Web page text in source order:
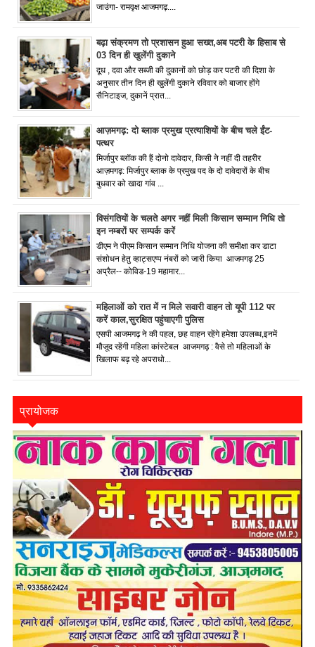
जाउंगा- रामवृक्ष आजमगढ़....
बढ़ा संक्रमण तो प्रशासन हुआ सख्त,अब पटरी के हिसाब से
03 दिन ही खुलेंगी दुकाने
दूध , दवा और सब्जी की दुकानों को छोड़ कर पटरी की दिशा के
अनुसार तीन दिन ही खुलेंगी दुकाने रविवार को बाजार होंगे
सैनिटाइज, दुकानें प्रात...
आज़मगढ़: दो ब्लाक प्रमुख प्रत्याशियों के बीच चले ईंट-
पत्थर
मिर्जापुर ब्लॉक की हैं दोनो दावेदार, किसी ने नहीं दी तहरीर
आज़मगढ़: मिर्जापुर ब्लाक के प्रमुख पद के दो दावेदारों के बीच
बुधवार को खादा गांव ...
विसंगतियों के चलते अगर नहीं मिली किसान सम्मान निधि तो
इन नम्बरों पर सम्पर्क करें
डीएम ने पीएम किसान सम्मान निधि योजना की समीक्षा कर डाटा
संशोधन हेतु व्हाट्सएप्प नंबरों को जारी किया आजमगढ़ 25
अप्रैल-- कोविड-19 महामार...
महिलाओं को रात में न मिले सवारी वाहन तो यूपी 112 पर
करें काल,सुरक्षित पहुंचाएगी पुलिस
एसपी आजमगढ़ ने की पहल, छह वाहन रहेंगे हमेशा उपलब्ध,इनमें
मौजूद रहेंगी महिला कांस्टेबल आजमगढ़ : वैसे तो महिलाओं के
खिलाफ बढ़ रहे अपराधो...
प्रायोजक